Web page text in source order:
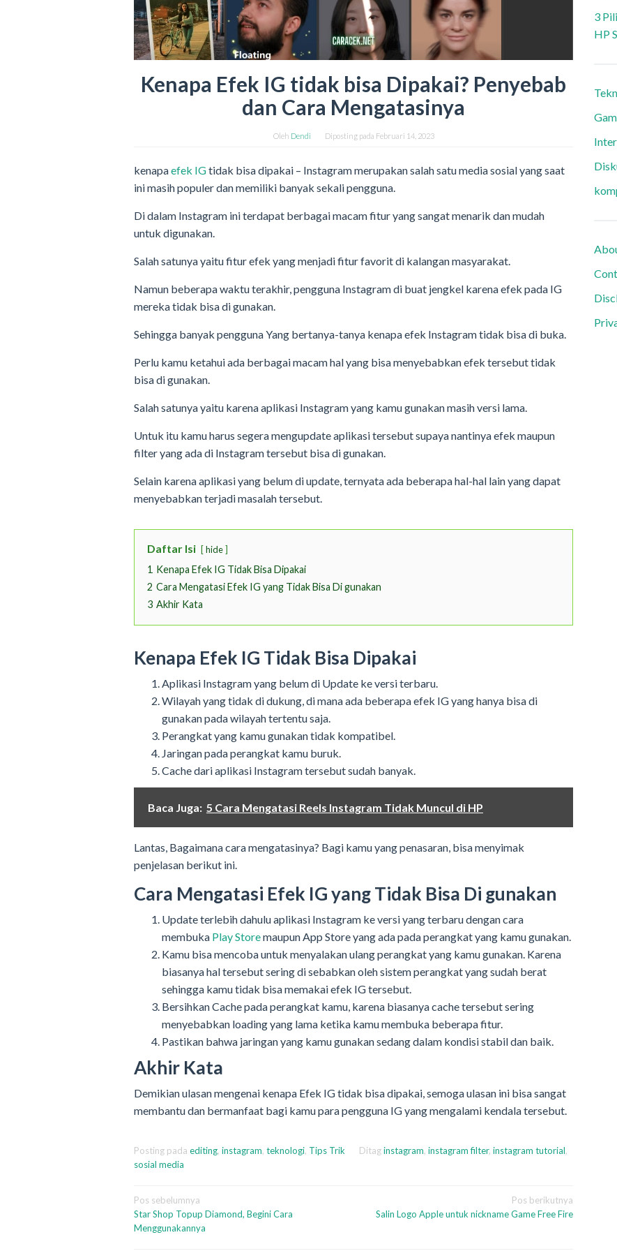
Kenapa Efek IG tidak bisa Dipakai? Penyebab
dan Cara Mengatasinya
Oleh Dendi Diposting pada Februari 14, 2023
kenapaefek IGtidak bisa dipakai – Instagram merupakan salah satu media sosial yang saat
ini masih populer dan memiliki banyak sekali pengguna.
Di dalam Instagram ini terdapat berbagai macam fitur yang sangat menarik dan mudah
untuk digunakan.
Salah satunya yaitu fitur efek yang menjadi fitur favorit di kalangan masyarakat.
Namun beberapa waktu terakhir, pengguna Instagram di buat jengkel karena efek pada IG
mereka tidak bisa di gunakan.
Sehingga banyak pengguna Yang bertanya-tanya kenapa efek Instagram tidak bisa di buka.
Perlu kamu ketahui ada berbagai macam hal yang bisa menyebabkan efek tersebut tidak
bisa di gunakan.
Salah satunya yaitu karena aplikasi Instagram yang kamu gunakan masih versi lama.
Untuk itu kamu harus segera mengupdate aplikasi tersebut supaya nantinya efek maupun
filter yang ada di Instagram tersebut bisa di gunakan.
Selain karena aplikasi yang belum di update, ternyata ada beberapa hal-hal lain yang dapat
menyebabkan terjadi masalah tersebut.
Daftar Isi hide
1 Kenapa Efek IG Tidak Bisa Dipakai
2 Cara Mengatasi Efek IG yang Tidak Bisa Di gunakan
3 Akhir Kata
Kenapa Efek IG Tidak Bisa Dipakai
Aplikasi Instagram yang belum di Update ke versi terbaru.
Wilayah yang tidak di dukung, di mana ada beberapa efek IG yang hanya bisa di
gunakan pada wilayah tertentu saja.
Perangkat yang kamu gunakan tidak kompatibel.
Jaringan pada perangkat kamu buruk.
Cache dari aplikasi Instagram tersebut sudah banyak.
Baca Juga: 5 Cara Mengatasi Reels Instagram Tidak Muncul di HP
Lantas, Bagaimana cara mengatasinya? Bagi kamu yang penasaran, bisa menyimak
penjelasan berikut ini.
Cara Mengatasi Efek IG yang Tidak Bisa Di gunakan
Update terlebih dahulu aplikasi Instagram ke versi yang terbaru dengan cara
membuka Play Storemaupun App Store yang ada pada perangkat yang kamu gunakan.
Kamu bisa mencoba untuk menyalakan ulang perangkat yang kamu gunakan. Karena
biasanya hal tersebut sering di sebabkan oleh sistem perangkat yang sudah berat
sehingga kamu tidak bisa memakai efek IG tersebut.
Bersihkan Cache pada perangkat kamu, karena biasanya cache tersebut sering
menyebabkan loading yang lama ketika kamu membuka beberapa fitur.
Pastikan bahwa jaringan yang kamu gunakan sedang dalam kondisi stabil dan baik.
Akhir Kata
Demikian ulasan mengenai kenapa Efek IG tidak bisa dipakai, semoga ulasan ini bisa sangat
membantu dan bermanfaat bagi kamu para pengguna IG yang mengalami kendala tersebut.
Posting pada editing, instagram, teknologi, Tips Trik Ditaginstagram, instagram filter, instagram tutorial,
sosial media
Navigasi
pos
Pos sebelumnya
Star Shop Topup Diamond, Begini Cara
Menggunakannya
Pos berikutnya
Salin Logo Apple untuk nickname Game Free Fire
3
HP